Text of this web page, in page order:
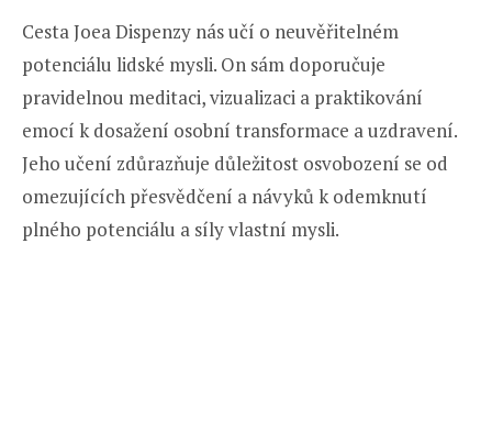
Cesta Joea Dispenzy nás učí o neuvěřitelném
potenciálu lidské mysli. On sám doporučuje
pravidelnou meditaci, vizualizaci a praktikování
emocí k dosažení osobní transformace a uzdravení.
Jeho učení zdůrazňuje důležitost osvobození se od
omezujících přesvědčení a návyků k odemknutí
plného potenciálu a síly vlastní mysli.